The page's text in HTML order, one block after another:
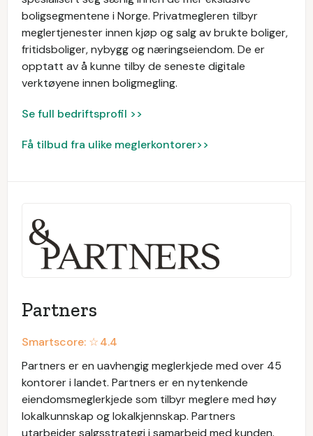
boligsegmentene i Norge. Privatmegleren tilbyr
meglertjenester innen kjøp og salg av brukte boliger,
fritidsboliger, nybygg og næringseiendom. De er
opptatt av å kunne tilby de seneste digitale
verktøyene innen boligmegling.
Se full bedriftsprofil >>
Få tilbud fra ulike meglerkontorer>>
Partners
Smartscore: ☆4.4
Partners er en uavhengig meglerkjede med over 45
kontorer i landet. Partners er en nytenkende
eiendomsmeglerkjede som tilbyr meglere med høy
lokalkunnskap og lokalkjennskap. Partners
utarbeider salgsstrategi i samarbeid med kunden.